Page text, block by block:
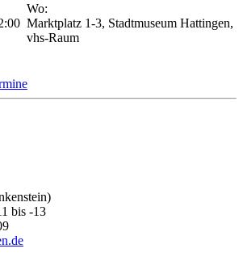
Wo:
Marktplatz 1-3, Stadtmuseum Hattingen,
vhs-Raum
bis -13